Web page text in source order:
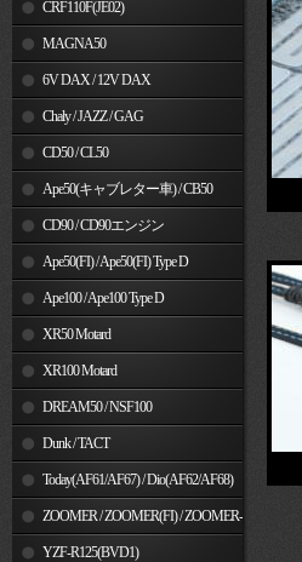
CRF110F(JE02)
MAGNA50
6V DAX / 12V DAX
Chaly / JAZZ / GAG
CD50 / CL50
Ape50(キャブレター車) / CB50
CD90 / CD90エンジン
Ape50(FI) / Ape50(FI) Type D
Ape100 / Ape100 Type D
XR50 Motard
XR100 Motard
DREAM50 / NSF100
Dunk / TACT
Today(AF61/AF67) / Dio(AF62/AF68)
ZOOMER / ZOOMER(FI) / ZOOMER-
YZF-R125(BVD1)